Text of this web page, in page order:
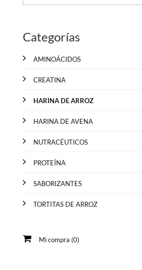
Categorías
AMINOÁCIDOS
CREATINA
HARINA DE ARROZ
HARINA DE AVENA
NUTRACÉUTICOS
PROTEÍNA
SABORIZANTES
TORTITAS DE ARROZ
Mi compra (0)